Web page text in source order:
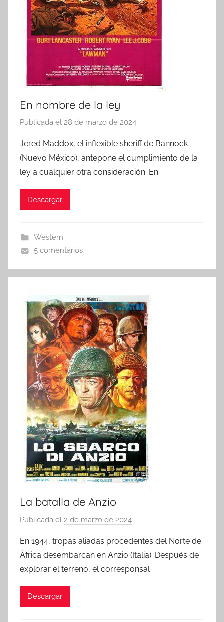
En nombre de la ley
Publicada el 28 de marzo de 2024
r
Jered Maddox, el inflexible sheriff de Bannock
(Nuevo México), antepone el cumplimiento de la
ley a cualquier otra consideración. En
Descargar
Western
5 comentarios
La batalla de Anzio
Publicada el 2 de marzo de 2024
r
En 1944, tropas aliadas procedentes del Norte de
África desembarcan en Anzio (Italia). Después de
explorar el terreno, el corresponsal
Descargar